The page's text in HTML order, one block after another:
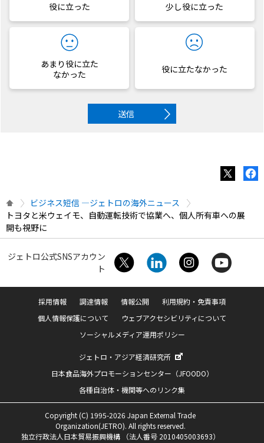
役に立った 少し役に立った
あまり役に立た
なかった
役に立たなかった
送信
ビジネス短信 ―ジェトロの海外ニュース
トヨタと米ウェイモ、自動運転技術で協業へ、個人所有車への展
開も視野に
ジェトロ公式SNSアカウン
ト
採用情報 調達情報 情報公開
利用規約・免責事項
個人情報保護について
ウェブアクセシビリティについて
ソーシャルメディア運用ポリシー
ジェトロ・アジア経済研究所
日本食品海外プロモーションセンター（JFOODO）
各種自治体・機関等へのリンク集
Copyright (C) 1995-2026 Japan External Trade
Organization(JETRO). All rights reserved.
独立行政法人日本貿易振興機構 （法人番号 2010405003693）